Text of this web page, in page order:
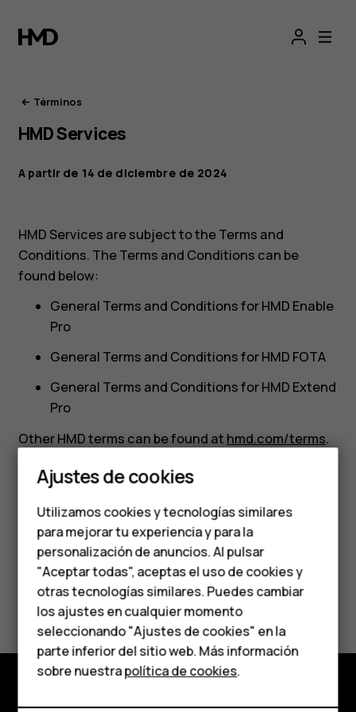
Condiciones
de
servicio
de
HMD
Smartphones
Teléfonos de gama
media
Teléfonos para
personas mayores
HMD Terra M
Comprar
Mi cuenta
Términos
HMD Services
A partir de 14 de diciembre de 2024
HMD Services are subject to the Terms and
Conditions. The Terms and Conditions can be
found below:
General Terms and Conditions for HMD Enable
Pro
General Terms and Conditions for HMD FOTA
General Terms and Conditions for HMD Extend
Pro
Other HMD terms can be found at hmd.com/terms.
You can find previous versions of this document
here:
Términos
Ajustes de cookies
Utilizamos cookies y tecnologías similares
para mejorar tu experiencia y para la
personalización de anuncios. Al pulsar
"Aceptar todas", aceptas el uso de cookies y
otras tecnologías similares. Puedes cambiar
los ajustes en cualquier momento
seleccionando "Ajustes de cookies" en la
parte inferior del sitio web. Más información
sobre nuestrapolítica de cookies.